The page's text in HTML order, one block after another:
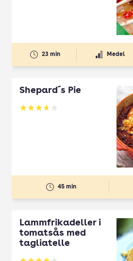
23 min Medel
Shepard´s Pie
Betyg: 3.74 av 5
45 min
Lammfrikadeller i
tomatsås med
tagliatelle